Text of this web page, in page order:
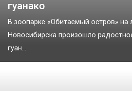
гуанако
В зоопарке «Обитаемый остров» на
Новосибирска произошло
гуан...